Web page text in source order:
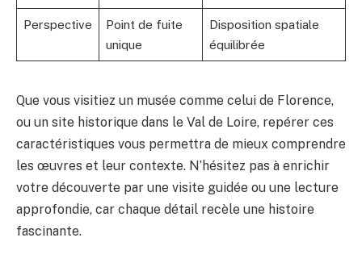
Perspective
Point de fuite
unique
Disposition spatiale
équilibrée
Que vous visitiez un musée comme celui de Florence,
ou un site historique dans le Val de Loire, repérer ces
caractéristiques vous permettra de mieux comprendre
les œuvres et leur contexte. N’hésitez pas à enrichir
votre découverte par une visite guidée ou une lecture
approfondie, car chaque détail recèle une histoire
fascinante.